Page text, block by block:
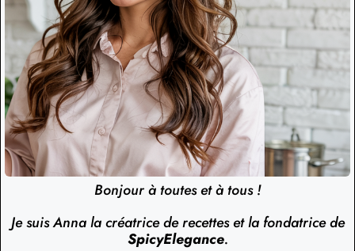
Bonjour à toutes et à tous !
Je suis Anna la créatrice de recettes et la fondatrice de
SpicyElegance.